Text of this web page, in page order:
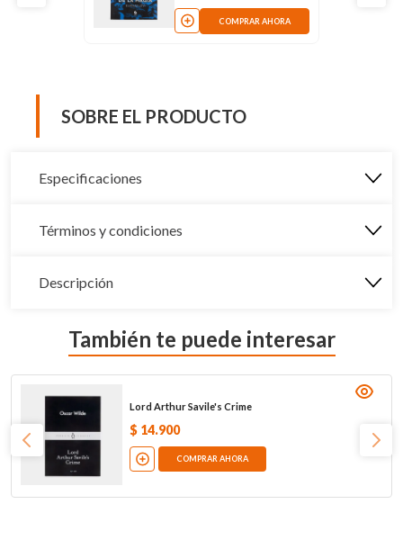
COMPRAR AHORA
SOBRE EL PRODUCTO
Especificaciones
Términos y condiciones
Descripción
También te puede interesar
Lord Arthur Savile's Crime
$ 14.900
COMPRAR AHORA